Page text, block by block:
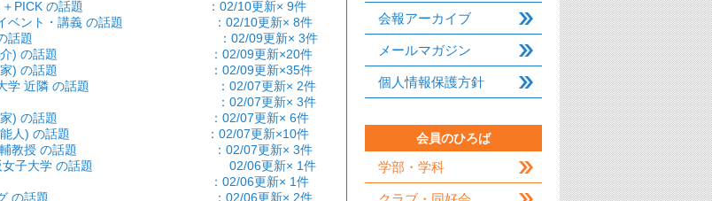
ラス､＋PICK の話題 ：02/10更新× 9件
のイベント・講義 の話題 ：02/10更新× 8件
ん(医師) の話題 ：02/09更新× 3件
出身者紹介) の話題 ：02/09更新×20件
さん(作家) の話題 ：02/09更新×35件
阪公立大学 近隣 の話題 ：02/07更新× 2件
事 の話題 ：02/07更新× 3件
さん(作家) の話題 ：02/07更新× 6件
さん(芸能人) の話題 ：02/07更新×10件
倉方俊輔教授 の話題 ：02/07更新× 3件
立 大阪女子大学 の話題 02/06更新× 1件
阪府 の話題 ：02/06更新× 1件
ランキング の話題 ：02/06更新× 2件
会報アーカイブ
メールマガジン
個人情報保護方針
会員のひろば
学部・学科